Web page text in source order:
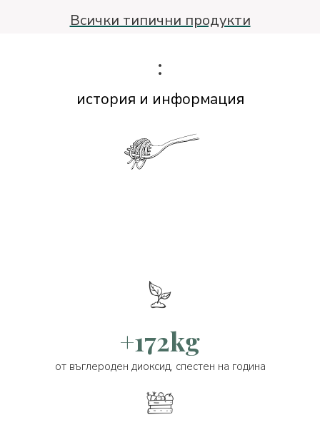
Всички типични продукти
:
история и информация
+172kg
от въглероден диоксид, спестен на година